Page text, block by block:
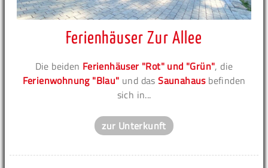
Ferienhäuser Zur Allee
Die beiden Ferienhäuser "Rot" und "Grün", die
Ferienwohnung "Blau" und dasSaunahausbefinden
sich in...
zur Unterkunft